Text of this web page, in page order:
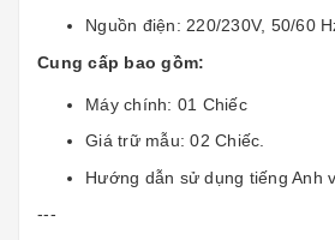
Nguồn điện: 220/230V, 50/60
Cung cấp bao gồm:
Máy chính: 01 Chiếc
Giá trữ mẫu: 02 Chiếc.
Hướng dẫn sử dụng tiếng Anh
---